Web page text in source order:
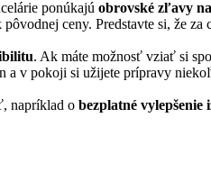
ponúkajú obrovské zľavy
ceny. Predstavte si, že za
. Ak máte možnosť vziať si
a v pokoji si užijete prípravy
napríklad o bezplatné vylepšenie